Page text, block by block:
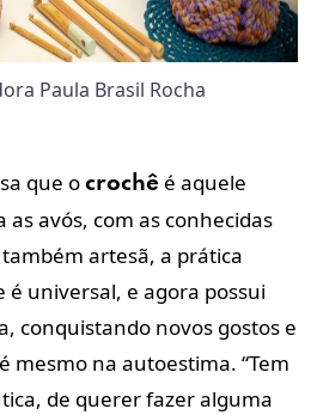
Paula Brasil Rocha
que o crochê é aquele
avós, com as conhecidas
artesã, a prática
é universal, e agora possui
conquistando novos gostos e
mesmo na autoestima. “Tem
de querer fazer alguma